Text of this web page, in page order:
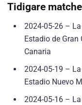
Tidigare
2024-05-26 –
Estadio de Gran
Canaria
2024-05-19 –
Estadio Nuevo
2024-05-16 –